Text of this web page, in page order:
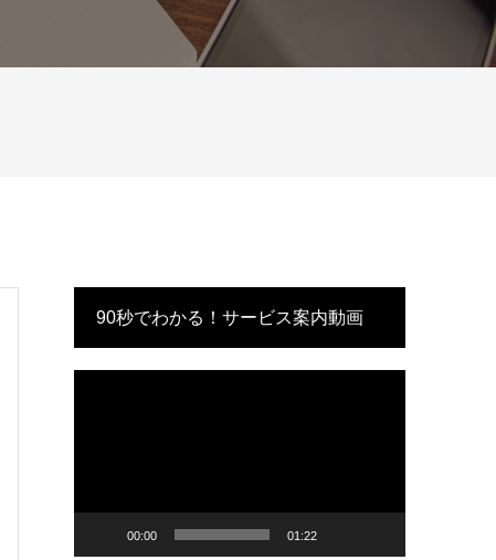
90秒でわかる！サービス案内動画
00:00 01:22